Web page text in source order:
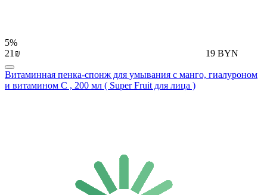
5%
21₪
19 BYN
Витаминная пенка-спонж для умывания с манго, гиалуроном
и витамином С , 200 мл ( Super Fruit для лица )